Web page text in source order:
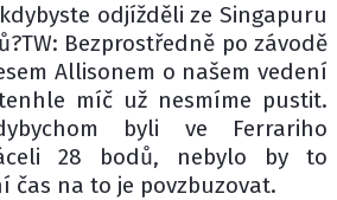
odjížděli ze Singapuru
Bezprostředně po závodě
Allisonem o našem vedení
míč už nesmíme pustit.
byli ve Ferrariho
28 bodů, nebylo by to
čas na to je povzbuzovat.